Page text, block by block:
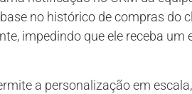
no histórico de compras do
impedindo que ele receba
a personalização em